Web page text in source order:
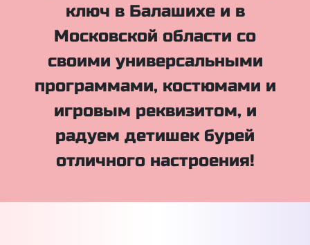
ключ в Балашихе и в
Московской области со
своими универсальными
программами, костюмами и
игровым реквизитом, и
радуем детишек бурей
отличного настроения!